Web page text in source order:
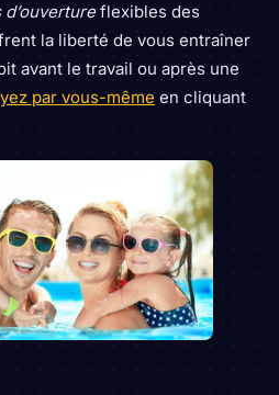
flexibles des
la liberté de vous entraîner
avant le travail ou après une
par vous-même en cliquant